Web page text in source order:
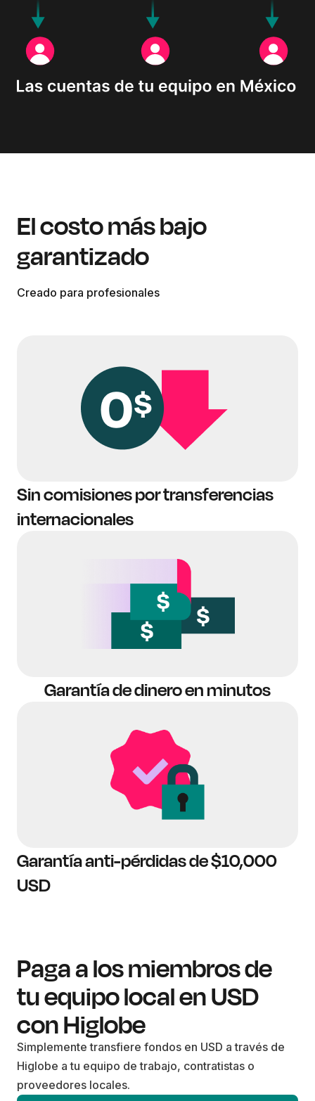
El costo más bajo
garantizado
Creado para profesionales
Sin comisiones por transferencias
internacionales
Garantía de dinero en minutos
Garantía anti-pérdidas de $10,000
USD
Paga a los miembros de
tu equipo local en USD
con Higlobe
Simplemente transfiere fondos en USD a través de
Higlobe a tu equipo de trabajo, contratistas o
proveedores locales.